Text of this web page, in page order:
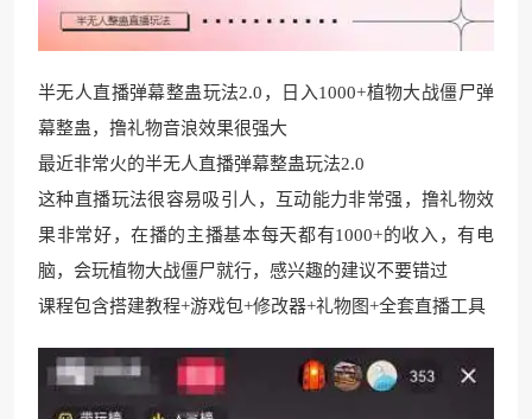
半无人直播弹幕整蛊玩法2.0，日入1000+植物大战僵尸弹
幕整蛊，撸礼物音浪效果很强大
最近非常火的半无人直播弹幕整蛊玩法2.0
这种直播玩法很容易吸引人，互动能力非常强，撸礼物效
果非常好，在播的主播基本每天都有1000+的收入，有电
脑，会玩植物大战僵尸就行，感兴趣的建议不要错过
课程包含搭建教程+游戏包+修改器+礼物图+全套直播工具